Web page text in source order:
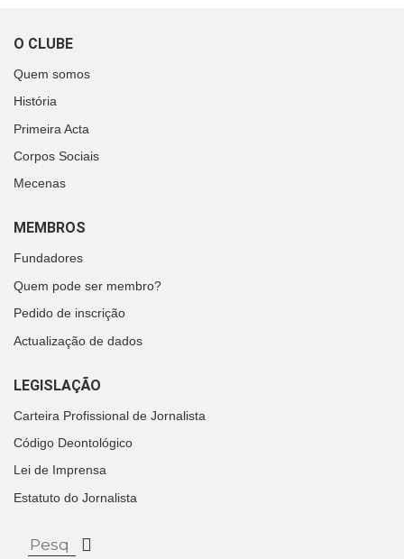
O CLUBE
Quem somos
História
Primeira Acta
Corpos Sociais
Mecenas
MEMBROS
Fundadores
Quem pode ser membro?
Pedido de inscrição
Actualização de dados
LEGISLAÇÃO
Carteira Profissional de Jornalista
Código Deontológico
Lei de Imprensa
Estatuto do Jornalista